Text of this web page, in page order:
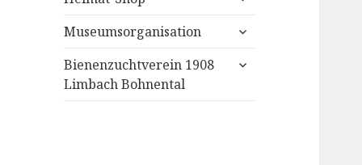
Museumsorganisation
untermenü
Bienenzuchtverein 1908
Limbach Bohnental
untermenü